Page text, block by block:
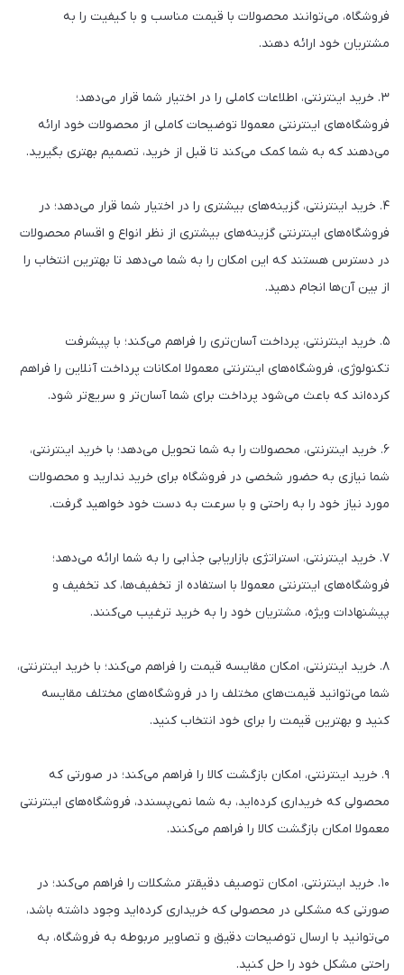
فروشگاه، می‌توانند محصولات با قیمت مناسب و با کیفیت را به
مشتریان خود ارائه دهند.
۳. خرید اینترنتی، اطلاعات کاملی را در اختیار شما قرار می‌دهد؛
فروشگاه‌های اینترنتی معمولا توضیحات کاملی از محصولات خود ارائه
می‌دهند که به شما کمک می‌کند تا قبل از خرید، تصمیم بهتری بگیرید.
۴. خرید اینترنتی، گزینه‌های بیشتری را در اختیار شما قرار می‌دهد؛ در
فروشگاه‌های اینترنتی گزینه‌های بیشتری از نظر انواع و اقسام محصولات
در دسترس هستند که این امکان را به شما می‌دهد تا بهترین انتخاب را
از بین آن‌ها انجام دهید.
۵. خرید اینترنتی، پرداخت آسان‌تری را فراهم می‌کند؛ با پیشرفت
تکنولوژی، فروشگاه‌های اینترنتی معمولا امکانات پرداخت آنلاین را فراهم
کرده‌اند که باعث می‌شود پرداخت برای شما آسان‌تر و سریع‌تر شود.
۶. خرید اینترنتی، محصولات را به شما تحویل می‌دهد؛ با خرید اینترنتی،
شما نیازی به حضور شخصی در فروشگاه برای خرید ندارید و محصولات
مورد نیاز خود را به راحتی و با سرعت به دست خود خواهید گرفت.
۷. خرید اینترنتی، استراتژی بازاریابی جذابی را به شما ارائه می‌دهد؛
فروشگاه‌های اینترنتی معمولا با استفاده از تخفیف‌ها، کد تخفیف و
پیشنهادات ویژه، مشتریان خود را به خرید ترغیب می‌کنند.
۸. خرید اینترنتی، امکان مقایسه قیمت را فراهم می‌کند؛ با خرید اینترنتی،
شما می‌توانید قیمت‌های مختلف را در فروشگاه‌های مختلف مقایسه
کنید و بهترین قیمت را برای خود انتخاب کنید.
۹. خرید اینترنتی، امکان بازگشت کالا را فراهم می‌کند؛ در صورتی که
محصولی که خریداری کرده‌اید، به شما نمی‌پسندد، فروشگاه‌های اینترنتی
معمولا امکان بازگشت کالا را فراهم می‌کنند.
۱۰. خرید اینترنتی، امکان توصیف دقیقتر مشکلات را فراهم می‌کند؛ در
صورتی که مشکلی در محصولی که خریداری کرده‌اید وجود داشته باشد،
می‌توانید با ارسال توضیحات دقیق و تصاویر مربوطه به فروشگاه، به
راحتی مشکل خود را حل کنید.